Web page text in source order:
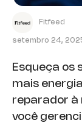
Fitfeed
setembro 24,
Esqueça os
mais
reparador à
você